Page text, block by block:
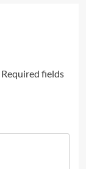
Required fields